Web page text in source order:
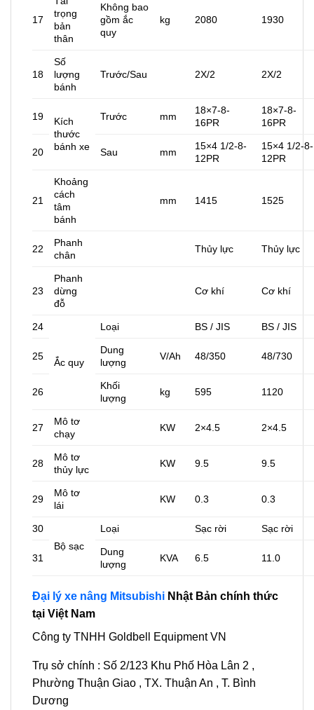
17
trọng
bản
thân
Không bao
gồm ắc
quy
kg 2080 1930
18
Số
lượng
bánh
Trước/Sau 2X/2 2X/2
19
Kích
thước
bánh xe
Trước mm
18×7-8-
16PR
18×7-8-
16PR
20 Sau mm
15×4 1/2-8-
12PR
15×4 1/2-8-
12PR
21
Khoảng
cách
tâm
bánh
mm 1415 1525
22
Phanh
chân
Thủy lực Thủy lực
23
Phanh
dừng
đỗ
Cơ khí Cơ khí
24
Ắc quy
Loại BS / JIS BS / JIS
25
Dung
lượng
V/Ah 48/350 48/730
26
Khối
lượng
kg 595 1120
27
Mô tơ
chạy
KW 2×4.5 2×4.5
28
Mô tơ
thủy lực
KW 9.5 9.5
29
Mô tơ
lái
KW 0.3 0.3
30
Bộ sạc
Loại Sạc rời Sạc rời
31
Dung
lượng
KVA 6.5 11.0
Đại lý xe nâng Mitsubishi Nhật Bản chính thức
tại Việt Nam
Công ty TNHH Goldbell Equipment VN
Trụ sở chính : Số 2/123 Khu Phố Hòa Lân 2 ,
Phường Thuận Giao , TX. Thuận An , T. Bình
Dương